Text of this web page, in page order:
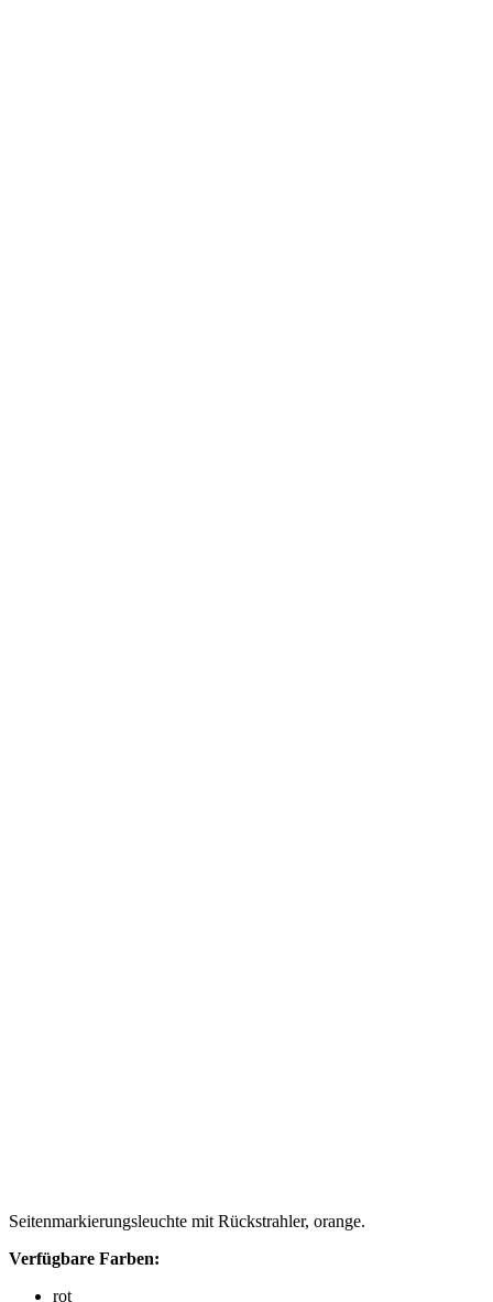
Seitenmarkierungsleuchte mit Rückstrahler, orange.
Verfügbare Farben:
rot